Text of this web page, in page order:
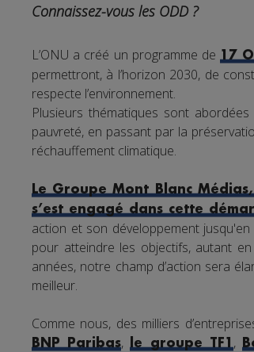
Connaissez-vous les ODD ?
L’ONU a créé un programme de17
permettront, à l’horizon 2030, de
respecte l’environnement.
Plusieurs thématiques sont
pauvreté, en passant par la
réchauffement climatique.
Le Groupe Mont Blanc
s’est engagé dans cette
action et son développement
pour atteindre les objectifs, autant
années, notre champ d’action sera
meilleur.
Comme nous, des milliers
BNP Paribas, le groupe TF1 ,